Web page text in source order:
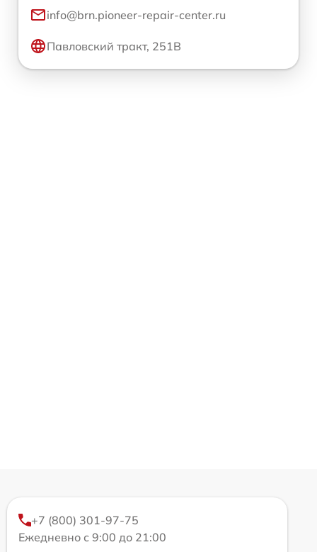
info@brn.pioneer-repair-center.ru
Павловский тракт, 251В
+7 (800) 301-97-75
Ежедневно с 9:00 до 21:00